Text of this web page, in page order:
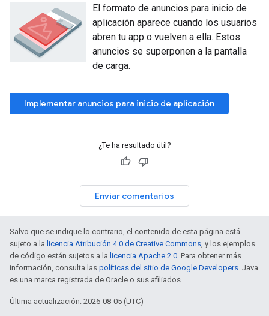
El formato de anuncios para inicio de
aplicación aparece cuando los usuarios
abren tu app o vuelven a ella. Estos
anuncios se superponen a la pantalla
de carga.
Implementar anuncios para inicio de aplicación
¿Te ha resultado útil?
Enviar comentarios
Salvo que se indique lo contrario, el contenido de esta página está
sujeto a la licencia Atribución 4.0 de Creative Commons , y los ejemplos
de código están sujetos a la licencia Apache 2.0 . Para obtener más
información, consulta las políticas del sitio de Google Developers . Java
es una marca registrada de Oracle o sus afiliados.
Última actualización: 2026-08-05 (UTC)